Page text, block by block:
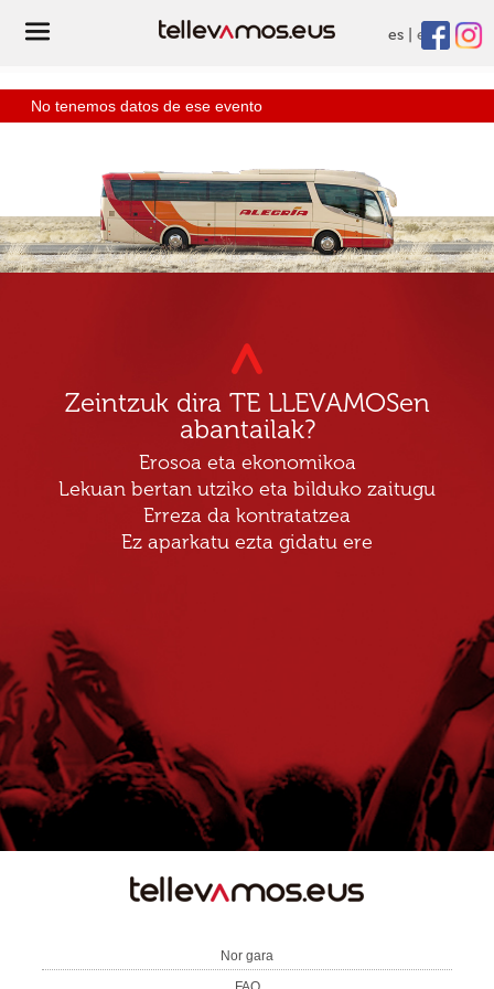
es eu
No tenemos datos de ese evento
Zeintzuk dira TE LLEVAMOSen
abantailak?
Erosoa eta ekonomikoa
Lekuan bertan utziko eta bilduko zaitugu
Erreza da kontratatzea
Ez aparkatu ezta gidatu ere
Nor gara